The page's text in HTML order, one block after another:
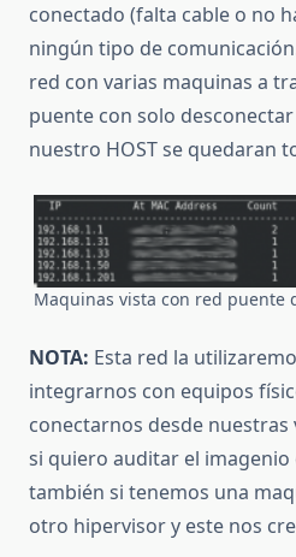
conectado (falta cable o no
ningún tipo de
red con varias maquinas a
puente con solo
nuestro HOST se quedaran
Maquinas vista con red puente
NOTA: Esta red la
integrarnos con equipos
conectarnos desde
si quiero auditar el imagenio
también si tenemos una
otro hipervisor y este nos